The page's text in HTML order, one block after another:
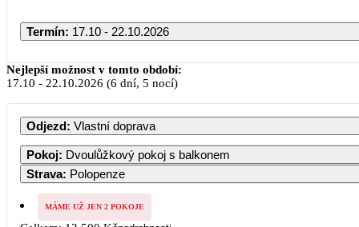
Termín: 17.10 - 22.10.2026
Nejlepší možnost v tomto období:
17.10 - 22.10.2026 (6 dní, 5 nocí)
Odjezd: Vlastní doprava
Pokoj:
Dvoulůžkový pokoj s balkonem
Strava: Polopenze
MÁME UŽ JEN 2 POKOJE